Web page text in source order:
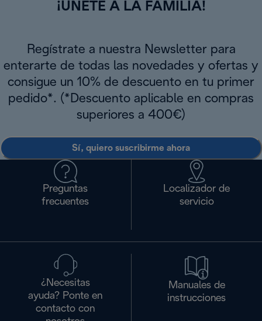
¡ÚNETE A LA FAMILIA!
Regístrate a nuestra Newsletter para
enterarte de todas las novedades y ofertas y
consigue un 10% de descuento en tu primer
pedido*. (*Descuento aplicable en compras
superiores a 400€)
Sí, quiero suscribirme ahora
Preguntas
frecuentes
Localizador de
servicio
¿Necesitas
ayuda? Ponte en
contacto con
Manuales de
instrucciones